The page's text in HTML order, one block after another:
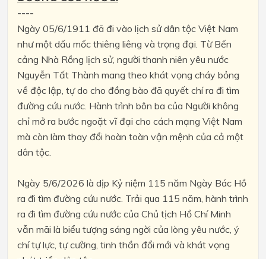
----
Ngày 05/6/1911 đã đi vào lịch sử dân tộc Việt Nam
như một dấu mốc thiêng liêng và trọng đại. Từ Bến
cảng Nhà Rồng lịch sử, người thanh niên yêu nước
Nguyễn Tất Thành mang theo khát vọng cháy bỏng
về độc lập, tự do cho đồng bào đã quyết chí ra đi tìm
đường cứu nước. Hành trình bôn ba của Người không
chỉ mở ra bước ngoặt vĩ đại cho cách mạng Việt Nam
mà còn làm thay đổi hoàn toàn vận mệnh của cả một
dân tộc.
Ngày 5/6/2026 là dịp Kỷ niệm 115 năm Ngày Bác Hồ
ra đi tìm đường cứu nước. Trải qua 115 năm, hành trình
ra đi tìm đường cứu nước của Chủ tịch Hồ Chí Minh
vẫn mãi là biểu tượng sáng ngời của lòng yêu nước, ý
chí tự lực, tự cường, tinh thần đổi mới và khát vọng